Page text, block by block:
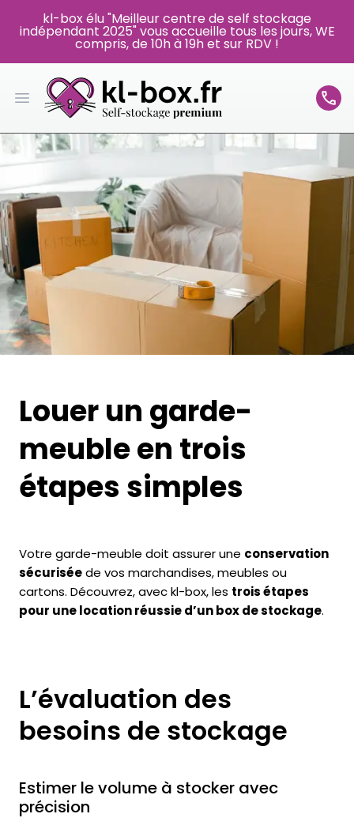
kl-box élu "Meilleur centre de self stockage
indépendant 2025" vous accueille tous les jours, WE
compris, de 10h à 19h et sur RDV !
Open main menu
Louer un garde-
meuble en trois
étapes simples
Votre garde-meuble doit assurer une conservation
sécuriséede vos marchandises, meubles ou
cartons. Découvrez, avec kl-box, les trois étapes
pour une location réussie d’un box de stockage.
L’évaluation des
besoins de stockage
Estimer le volume à stocker avec
précision